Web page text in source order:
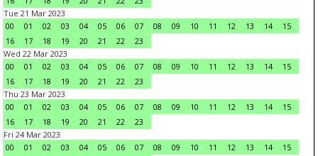
Tue 21 Mar 2023
00
01 02 03 04 05 06 07 08 09 10 11 12 13 14
15
16
17 18 19 20 21 22
23
Wed 22 Mar 2023
00
01 02 03 04 05 06 07 08 09 10 11 12 13 14
15
16
17 18 19 20 21 22
23
Thu 23 Mar 2023
00
01 02 03 04 05 06 07 08 09 10 11 12 13 14
15
16
17 18 19 20 21 22
23
Fri 24 Mar 2023
00
01 02 03 04 05 06 07 08 09 10 11 12 13 14
15